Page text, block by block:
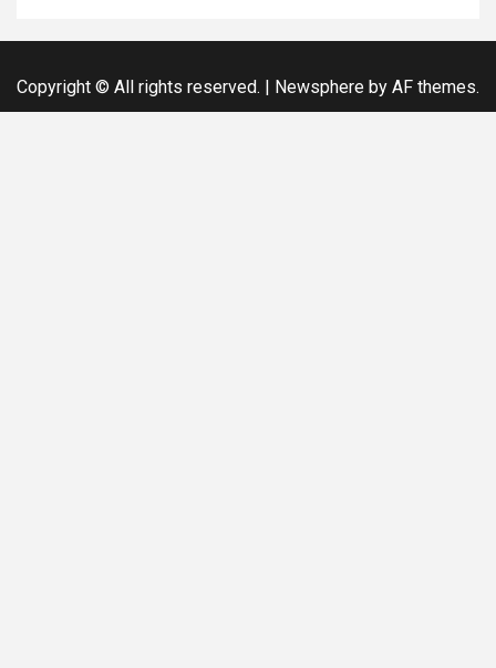
Copyright © All rights reserved. Newsphere by AF themes.